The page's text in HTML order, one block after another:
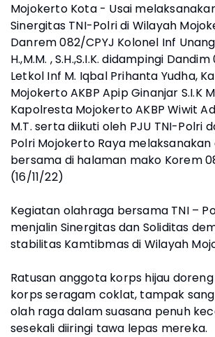
Mojokerto Kota - Usai
Sinergitas TNI-Polri di Wilayah
Danrem 082/CPYJ Kolonel Inf
H.,M.M. , S.H.,S.I.K. didampingi
Letkol Inf M. Iqbal Prihanta Yudha,
Mojokerto AKBP Apip Ginanjar S.I.K
Kapolresta Mojokerto AKBP Wiwit
M.T. serta diikuti oleh PJU TNI-Polri
Polri Mojokerto Raya
bersama di halaman mako Korem
(16/11/22)
Kegiatan olahraga bersama TNI –
menjalin Sinergitas dan Soliditas
stabilitas Kamtibmas di Wilayah
Ratusan anggota korps hijau
korps seragam coklat, tampak
olah raga dalam suasana penuh
sesekali diiringi tawa lepas mereka.